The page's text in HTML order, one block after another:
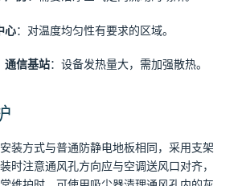
心：对温度均匀性有要求的区域。
通信基站：设备发热量大，需加强散热。
装方式与普通防静电地板相同，采用支架
时注意通风孔方向应与空调送风口对齐，